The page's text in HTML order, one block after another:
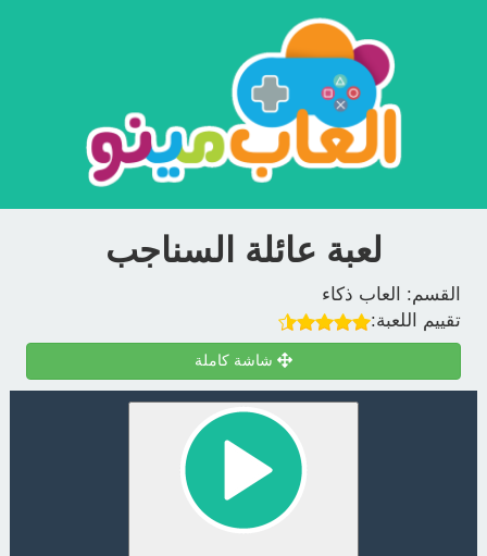
لعبة عائلة السناجب
القسم:
العاب ذكاء
تقييم اللعبة:
شاشة كاملة